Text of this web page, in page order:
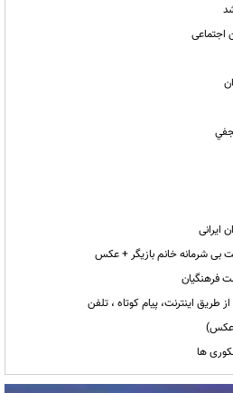
اجتماعی
بی شرمانه خانم بازیگر + عکس
طریق اینترنت، پیام کوتاه ، تلفن
(عکس)
ها